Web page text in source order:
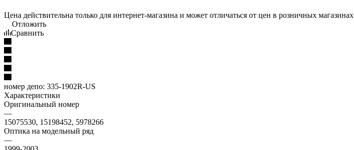
Цена действительна только для интернет-магазина и может отличаться от цен в розничных магазинах
Отложить
Сравнить
номер депо: 335-1902R-US
Характеристики
Оригинальный номер
—
15075530, 15198452, 5978266
Оптика на модельный ряд
—